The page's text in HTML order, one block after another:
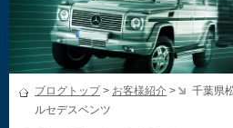
ブログトップ> お客様紹介 >
千葉県
ルセデスベンツ